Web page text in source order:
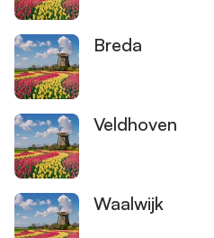
Breda
Veldhoven
Waalwijk